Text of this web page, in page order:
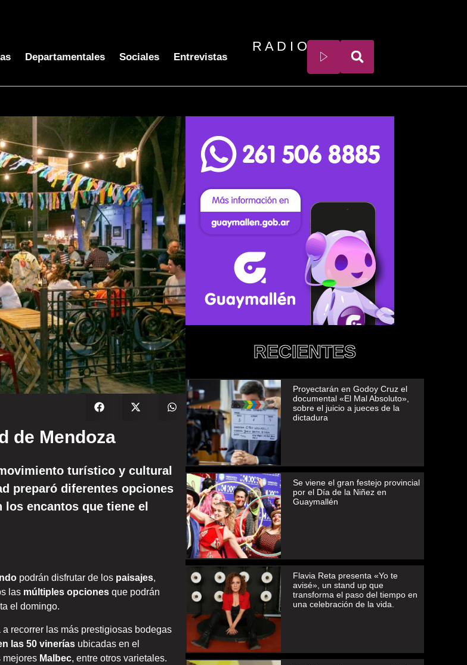
Departamentales Sociales Entrevistas
R A D I O
de Mendoza
turístico y cultural
preparó diferentes opciones
encantos que tiene el
podrán disfrutar de los paisajes,
las múltiples opciones que podrán
el domingo.
a recorrer las más prestigiosas bodegas
las 50 vinerías ubicadas en el
mejores Malbec, entre otros varietales.
RECIENTES
Proyectarán en Godoy Cruz el
documental «El Mal Absoluto»,
sobre el juicio a jueces de la
dictadura
Se viene el gran festejo provincial
por el Día de la Niñez en
Guaymallén
Flavia Reta presenta «Yo te
avisé», un stand up que
transforma el paso del tiempo en
una celebración de la vida.